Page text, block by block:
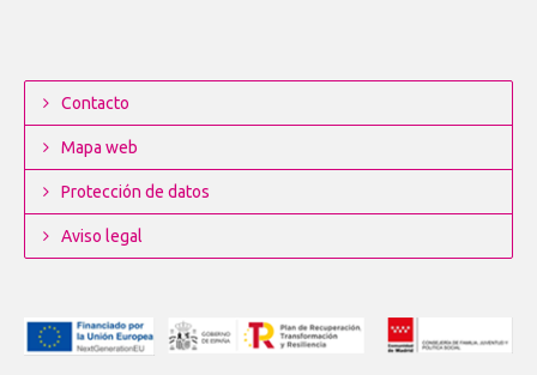
Contacto
Mapa web
Protección de datos
Aviso legal